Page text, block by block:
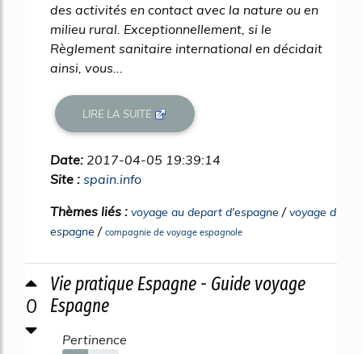
des activités en contact avec la nature ou en
milieu rural. Exceptionnellement, si le
Règlement sanitaire international en décidait
ainsi, vous...
LIRE LA SUITE
Date: 2017-04-05 19:39:14
Site : spain.info
Thèmes liés : voyage au depart d'espagne /voyage d
espagne / compagnie de voyage espagnole
0
Vie pratique Espagne - Guide voyage
Espagne
Pertinence